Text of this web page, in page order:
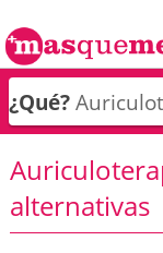
¿Qué?
alternativas